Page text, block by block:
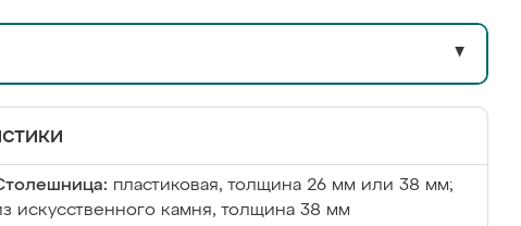
▼
пластиковая, толщина 26 мм или 38 мм;
искусственного камня, толщина 38 мм